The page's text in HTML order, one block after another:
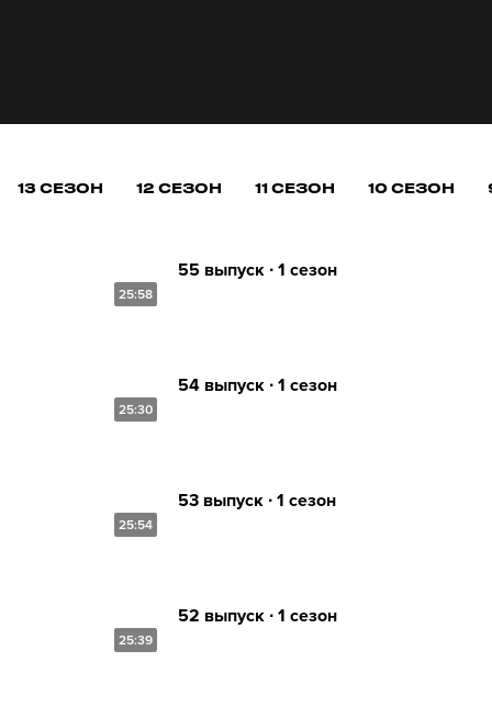
13 СЕЗОН 12 СЕЗОН 11 СЕЗОН 10 СЕЗОН
25:58
55 выпуск ∙ 1 сезон
25:30
54 выпуск ∙ 1 сезон
25:54
53 выпуск ∙ 1 сезон
25:39
52 выпуск ∙ 1 сезон